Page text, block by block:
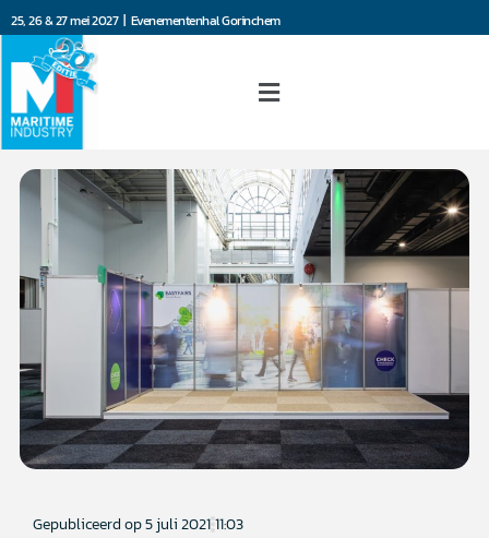
25, 26 & 27 mei 2027 | Evenementenhal Gorinchem
Gepubliceerd op5 juli 202111:03